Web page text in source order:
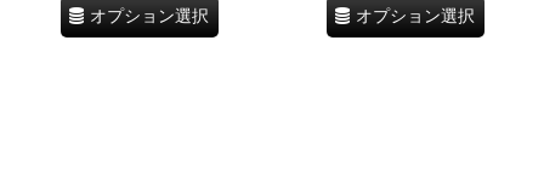
オプション選択 オプション選択